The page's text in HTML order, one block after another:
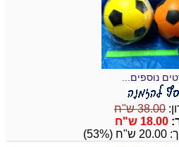
נוספים...
38.00 ש"ח
18.00 ש"ח